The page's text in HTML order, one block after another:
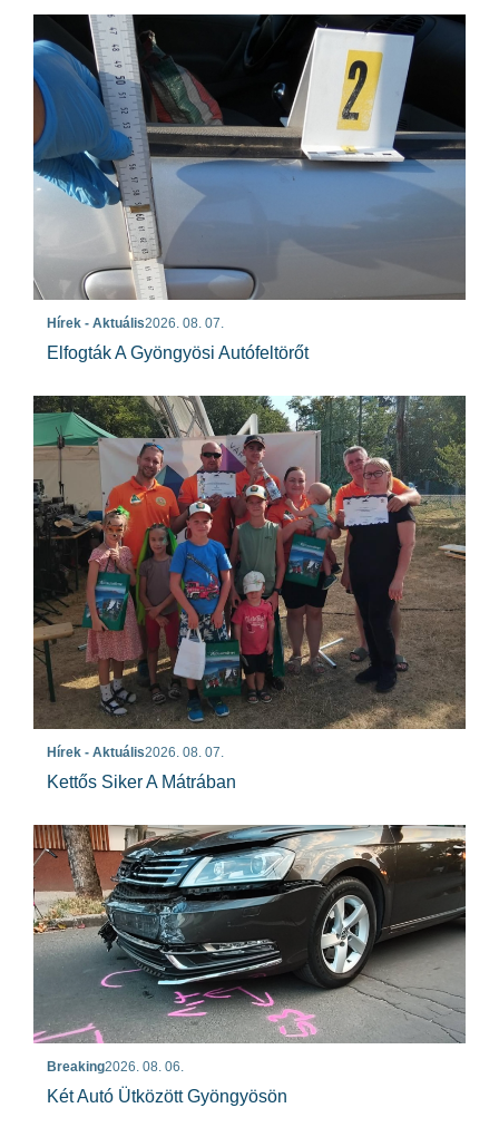
Hírek - Aktuális2026. 08. 07.
Elfogták A Gyöngyösi Autófeltörőt
Hírek - Aktuális2026. 08. 07.
Kettős Siker A Mátrában
Breaking2026. 08. 06.
Két Autó Ütközött Gyöngyösön